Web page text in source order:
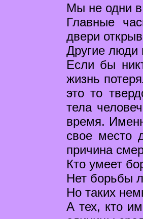
Мы не одни
Главные
двери
Другие
Если бы
жизнь
это то
тела
время.
свое место
причина
Кто умеет
Нет борьбы
Но таких
А тех, кто